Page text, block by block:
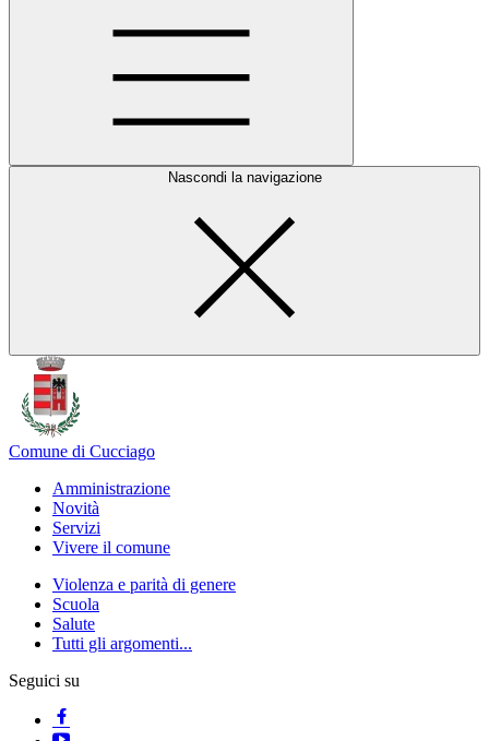
Nascondi la navigazione
Comune di Cucciago
Amministrazione
Novità
Servizi
Vivere il comune
Violenza e parità di genere
Scuola
Salute
Tutti gli argomenti...
Seguici su